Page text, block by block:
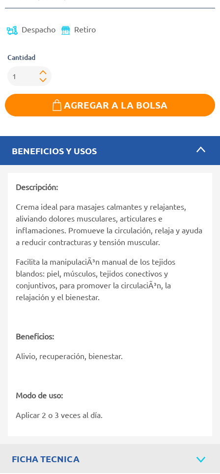
Despacho Retiro
Cantidad
AGREGAR A LA BOLSA
BENEFICIOS Y USOS
Descripción:
Crema ideal para masajes calmantes y relajantes,
aliviando dolores musculares, articulares e
inflamaciones. Promueve la circulación, relaja y ayuda
a reducir contracturas y tensión muscular.
Facilita la manipulaciÃ³n manual de los tejidos
blandos: piel, músculos, tejidos conectivos y
conjuntivos, para promover la circulaciÃ³n, la
relajación y el bienestar.
Beneficios:
Alivio, recuperación, bienestar.
Modo de uso:
Aplicar 2 o 3 veces al día.
FICHA TECNICA